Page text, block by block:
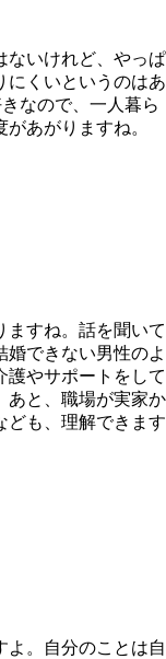
ないけれど、やっぱ
にくいというのはあ
なので、一人暮ら
あがりますね。
ますね。話を聞いて
婚できない男性のよ
護やサポートをして
あと、職場が実家か
ども、理解できます
よ。自分のことは自